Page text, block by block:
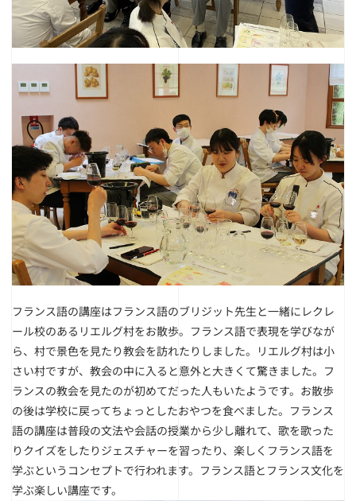
フランス語の講座はフランス語のブリジット先生と一緒にレクレ
ール校のあるリエルグ村をお散歩。フランス語で表現を学びなが
ら、村で景色を見たり教会を訪れたりしました。リエルグ村は小
さい村ですが、教会の中に入ると意外と大きくて驚きました。フ
ランスの教会を見たのが初めてだった人もいたようです。お散歩
の後は学校に戻ってちょっとしたおやつを食べました。フランス
語の講座は普段の文法や会話の授業から少し離れて、歌を歌った
りクイズをしたりジェスチャーを習ったり、楽しくフランス語を
学ぶというコンセプトで行われます。フランス語とフランス文化を
学ぶ楽しい講座です。